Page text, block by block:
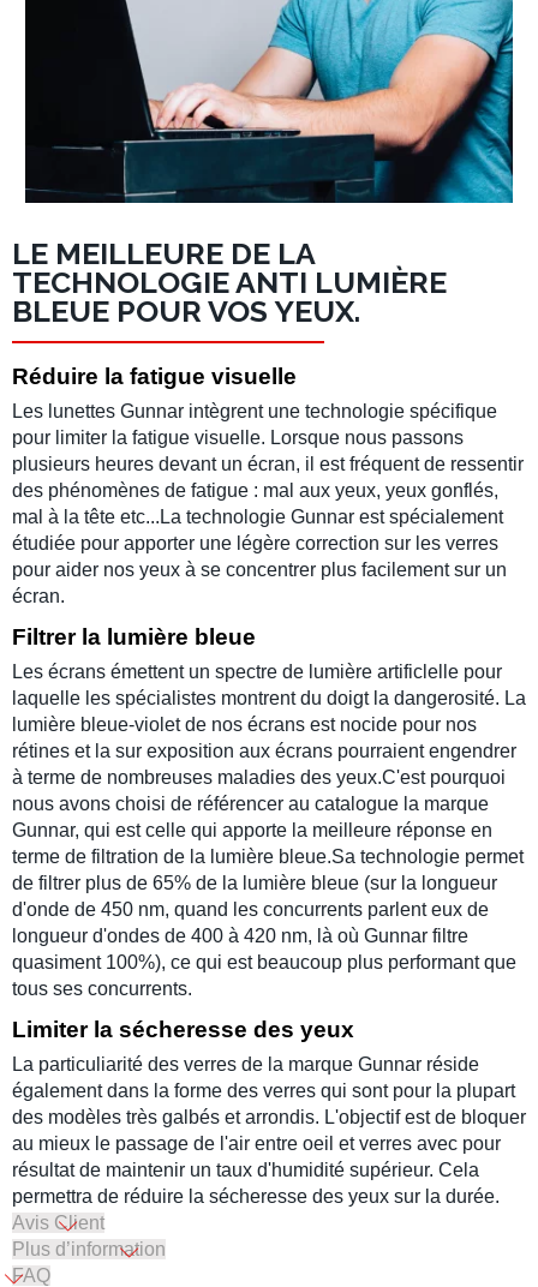
LE MEILLEURE DE LA
TECHNOLOGIE ANTI LUMIÈRE
BLEUE POUR VOS YEUX.
Réduire la fatigue visuelle
Les lunettes Gunnar intègrent une technologie spécifique
pour limiter la fatigue visuelle. Lorsque nous passons
plusieurs heures devant un écran, il est fréquent de ressentir
des phénomènes de fatigue : mal aux yeux, yeux gonflés,
mal à la tête etc...La technologie Gunnar est spécialement
étudiée pour apporter une légère correction sur les verres
pour aider nos yeux à se concentrer plus facilement sur un
écran.
Filtrer la lumière bleue
Les écrans émettent un spectre de lumière artificlelle pour
laquelle les spécialistes montrent du doigt la dangerosité. La
lumière bleue-violet de nos écrans est nocide pour nos
rétines et la sur exposition aux écrans pourraient engendrer
à terme de nombreuses maladies des yeux.C'est pourquoi
nous avons choisi de référencer au catalogue la marque
Gunnar, qui est celle qui apporte la meilleure réponse en
terme de filtration de la lumière bleue.Sa technologie permet
de filtrer plus de 65% de la lumière bleue (sur la longueur
d'onde de 450 nm, quand les concurrents parlent eux de
longueur d'ondes de 400 à 420 nm, là où Gunnar filtre
quasiment 100%), ce qui est beaucoup plus performant que
tous ses concurrents.
Limiter la sécheresse des yeux
La particuliarité des verres de la marque Gunnar réside
également dans la forme des verres qui sont pour la plupart
des modèles très galbés et arrondis. L'objectif est de bloquer
au mieux le passage de l'air entre oeil et verres avec pour
résultat de maintenir un taux d'humidité supérieur. Cela
permettra de réduire la sécheresse des yeux sur la durée.
Avis Client
Plus d’information
FAQ